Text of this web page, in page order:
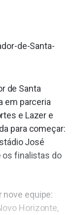
de Santa
em parceria
e Lazer e
para começar:
José
os finalistas do
nove equipe:
Horizonte,